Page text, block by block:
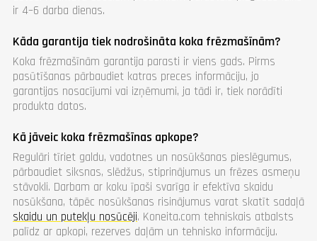
ir 4–6 darba dienas.
Kāda garantija tiek nodrošināta koka frēzmašīnām?
Koka frēzmašīnām garantija parasti ir viens gads. Pirms
pasūtīšanas pārbaudiet katras preces informāciju, jo
garantijas nosacījumi vai izņēmumi, ja tādi ir, tiek norādīti
produkta datos.
Kā jāveic koka frēzmašīnas apkope?
Regulāri tīriet galdu, vadotnes un nosūkšanas pieslēgumus,
pārbaudiet siksnas, slēdžus, stiprinājumus un frēzes asmeņu
stāvokli. Darbam ar koku īpaši svarīga ir efektīva skaidu
nosūkšana, tāpēc nosūkšanas risinājumus varat skatīt sadaļā
skaidu un putekļu nosūcēji. Koneita.com tehniskais atbalsts
palīdz ar apkopi, rezerves daļām un tehnisko informāciju.